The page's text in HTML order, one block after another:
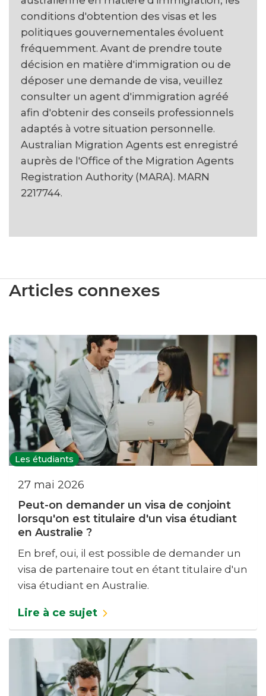
conditions d'obtention des visas et les
politiques gouvernementales évoluent
fréquemment. Avant de prendre toute
décision en matière d'immigration ou de
déposer une demande de visa, veuillez
consulter un agent d'immigration agréé
afin d'obtenir des conseils professionnels
adaptés à votre situation personnelle.
Australian Migration Agents est enregistré
auprès de l'Office of the Migration Agents
Registration Authority (MARA). MARN
2217744.
Articles connexes
Les étudiants
27 mai 2026
Peut-on demander un visa de conjoint
lorsqu'on est titulaire d'un visa étudiant
en Australie ?
En bref, oui, il est possible de demander un
visa de partenaire tout en étant titulaire d'un
visa étudiant en Australie.
Lire à ce sujet